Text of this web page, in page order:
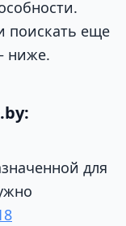
поискать еще
ниже.
для